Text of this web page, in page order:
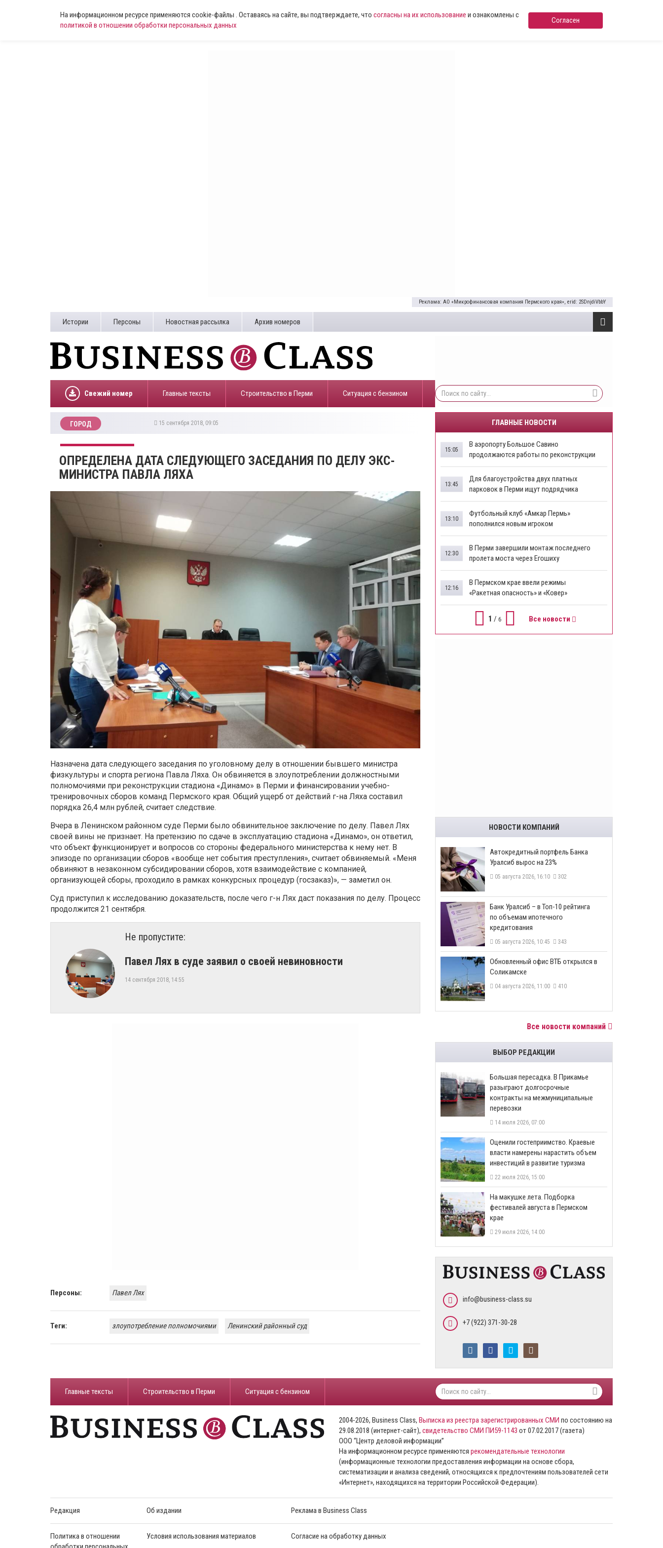
На информационном ресурсе применяются cookie-файлы . Оставаясь на сайте, вы подтверждаете, что согласны на их использование и ознакомлены с
политикой в отношении обработки персональных данных
Согласен
Реклама: АО «Микрофинансовая компания Пермского края», erid: 2SDnjdiVbbY
Истории Персоны Новостная рассылка Архив номеров
Свежий номер Главные тексты Строительство в Перми ​Ситуация с бензином
ГОРОД 15 сентября 2018, 09:05
ОПРЕДЕЛЕНА ДАТА СЛЕДУЮЩЕГО ЗАСЕДАНИЯ ПО ДЕЛУ ЭКС-
МИНИСТРА ПАВЛА ЛЯХА
Назначена дата следующего заседания по уголовному делу в отношении бывшего министра
физкультуры и спорта региона Павла Ляха. Он обвиняется в злоупотреблении должностными
полномочиями при реконструкции стадиона «Динамо» в Перми и финансировании учебно-
тренировочных сборов команд Пермского края. Общий ущерб от действий г-на Ляха составил
порядка 26,4 млн рублей, считает следствие.
Вчера в Ленинском районном суде Перми было обвинительное заключение по делу. Павел Лях
своей вины не признает. На претензию по сдаче в эксплуатацию стадиона «Динамо», он ответил,
что объект функционирует и вопросов со стороны федерального министерства к нему нет. В
эпизоде по организации сборов «вообще нет события преступления», считает обвиняемый. «Меня
обвиняют в незаконном субсидировании сборов, хотя взаимодействие с компанией,
организующей сборы, проходило в рамках конкурсных процедур (госзаказ)», — заметил он.
Суд приступил к исследованию доказательств, после чего г-н Лях даст показания по делу. Процесс
продолжится 21 сентября.
Не пропустите:
Павел Лях в суде заявил о своей невиновности
14 сентября 2018, 14:55
Персоны: Павел Лях
Теги: злоупотребление полномочиями Ленинский районный суд
ГЛАВНЫЕ НОВОСТИ
В аэропорту Большое Савино
продолжаются работы по реконструкции
15:05
Для благоустройства двух платных
парковок в Перми ищут подрядчика
13:45
Футбольный клуб «Амкар Пермь»
пополнился новым игроком
13:10
В Перми завершили монтаж последнего
пролета моста через Егошиху
12:30
В Пермском крае ввели режимы
«Ракетная опасность» и «Ковер»
12:16
1 / 6 Все новости
НОВОСТИ КОМПАНИЙ
​Автокредитный портфель Банка
Уралсиб вырос на 23%
05 августа 2026, 16:10 302
​Банк Уралсиб – в Топ-10 рейтинга
по объемам ипотечного
кредитования
05 августа 2026, 10:45 343
​Обновленный офис ВТБ открылся в
Соликамске
04 августа 2026, 11:00 410
Все новости компаний
ВЫБОР РЕДАКЦИИ
Большая пересадка. В Прикамье
разыграют долгосрочные
контракты на межмуниципальные
перевозки
14 июля 2026, 07:00
Оценили гостеприимство. Краевые
власти намерены нарастить объем
инвестиций в развитие туризма
22 июля 2026, 15:00
На макушке лета. Подборка
фестивалей августа в Пермском
крае
29 июля 2026, 14:00
info@business-class.su
+7 (922) 371-30-28
Главные тексты Строительство в Перми ​Ситуация с бензином
2004-2026, Business Class, Выписка из реестра зарегистрированных СМИ по состоянию на
29.08.2018 (интернет-сайт), свидетельство СМИ ПИ59-1143 от 07.02.2017 (газета)
ООО “Центр деловой информации”
На информационном ресурсе применяются рекомендательные технологии
(информационные технологии предоставления информации на основе сбора,
систематизации и анализа сведений, относящихся к предпочтениям пользователей сети
«Интернет», находящихся на территории Российской Федерации).
Редакция Об издании Реклама в Business Class
Политика в отношении
Условия использования материалов Согласие на обработку данных